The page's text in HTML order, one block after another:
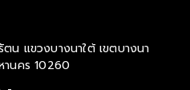
น แขวงบางนาใต้ เขตบางนา
านคร 10260